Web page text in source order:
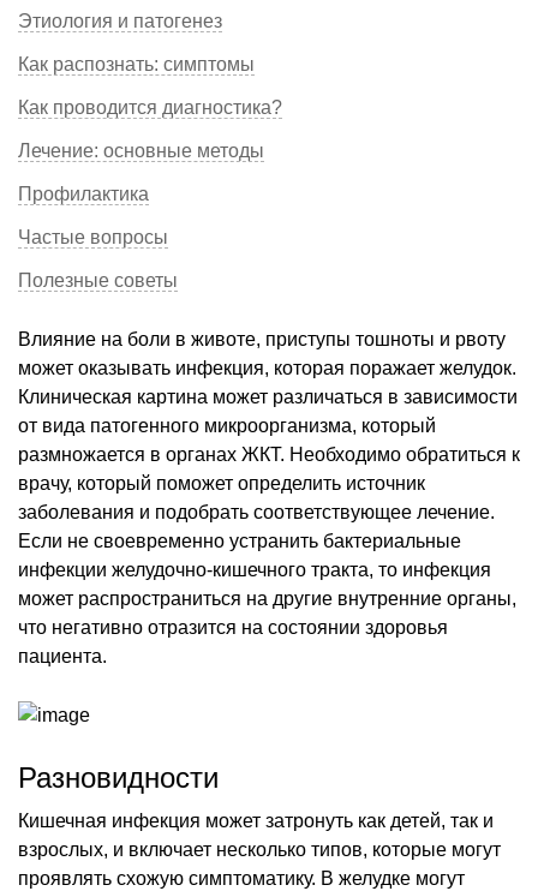
Этиология и патогенез
Как распознать: симптомы
Как проводится диагностика?
Лечение: основные методы
Профилактика
Частые вопросы
Полезные советы
Влияние на боли в животе, приступы тошноты и рвоту
может оказывать инфекция, которая поражает желудок.
Клиническая картина может различаться в зависимости
от вида патогенного микроорганизма, который
размножается в органах ЖКТ. Необходимо обратиться к
врачу, который поможет определить источник
заболевания и подобрать соответствующее лечение.
Если не своевременно устранить бактериальные
инфекции желудочно-кишечного тракта, то инфекция
может распространиться на другие внутренние органы,
что негативно отразится на состоянии здоровья
пациента.
Разновидности
Кишечная инфекция может затронуть как детей, так и
взрослых, и включает несколько типов, которые могут
проявлять схожую симптоматику. В желудке могут